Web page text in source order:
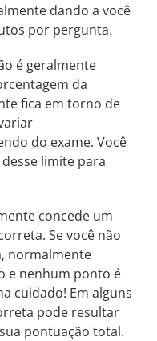
dando a você
por pergunta.
é geralmente
da
fica em torno de
do exame. Você
limite para
concede um
Se você não
normalmente
e nenhum ponto é
cuidado! Em alguns
pode resultar
pontuação total.